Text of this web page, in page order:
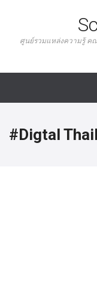
ศูนย์รวมแหล่งความรู้ ค
#Digtal